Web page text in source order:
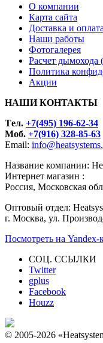
О компании
Карта сайта
Доставка и оплата
Наши работы
Фотогалерея
Расчет дымохода
Политика
Акции
НАШИ КОНТАКТЫ
Tел. +7(495) 196-62-34
Моб. +7(916) 328-85-63
Email:
Название компании:
Интернет магазин :
Россия, Московская
Оптовый отдел:
г. Москва, ул.
Посмотреть на Yandex-
СОЦ. ССЫЛКИ
Twitter
gplus
Facebook
Houzz
© 2005-2026